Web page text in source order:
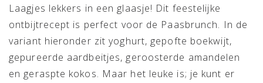
Laagjes lekkers in een glaasje! Dit feestelijke
ontbijtrecept is perfect voor de Paasbrunch. In de
variant hieronder zit yoghurt, gepofte boekwijt,
gepureerde aardbeitjes, geroosterde amandelen
en geraspte kokos. Maar het leuke is; je kunt er